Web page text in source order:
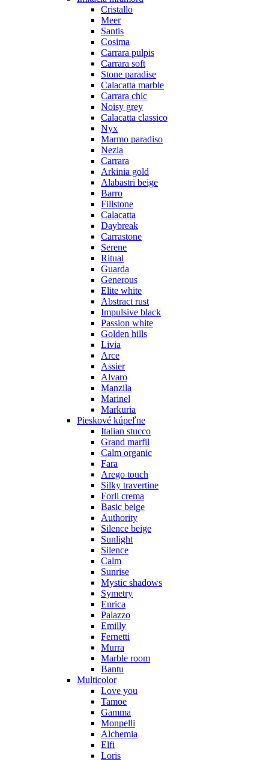
Cristallo
Meer
Santis
Cosima
Carrara pulpis
Carrara soft
Stone paradise
Calacatta marble
Carrara chic
Noisy grey
Calacatta classico
Nyx
Marmo paradiso
Nezia
Carrara
Arkinia gold
Alabastri beige
Barro
Fillstone
Calacatta
Daybreak
Carrastone
Serene
Ritual
Guarda
Generous
Elite white
Abstract rust
Impulsive black
Passion white
Golden hills
Livia
Arce
Assier
Alvaro
Manzila
Marinel
Markuria
Pieskové kúpeľne
Italian stucco
Grand marfil
Calm organic
Fara
Arego touch
Silky travertine
Forli crema
Basic beige
Authority
Silence beige
Sunlight
Silence
Calm
Sunrise
Mystic shadows
Symetry
Enrica
Palazzo
Emilly
Fernetti
Murra
Marble room
Bantu
Multicolor
Love you
Tamoe
Gamma
Monpelli
Alchemia
Elfi
Loris